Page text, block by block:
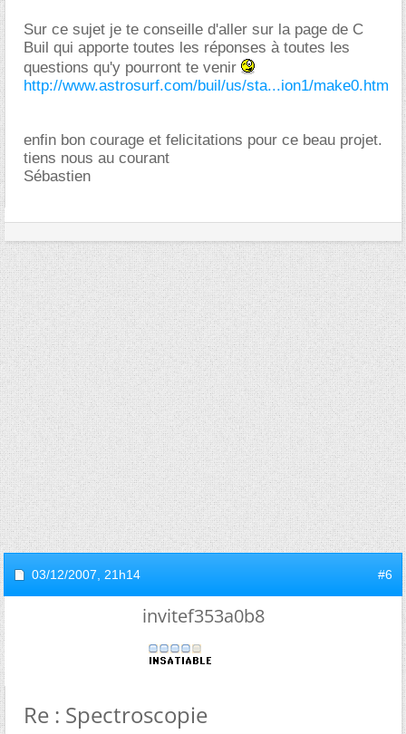
Sur ce sujet je te conseille d'aller sur la page de C
Buil qui apporte toutes les réponses à toutes les
questions qu'y pourront te venir
http://www.astrosurf.com/buil/us/sta...ion1/make0.htm
enfin bon courage et felicitations pour ce beau projet.
tiens nous au courant
Sébastien
03/12/2007, 21h14 #6
invitef353a0b8
Re : Spectroscopie